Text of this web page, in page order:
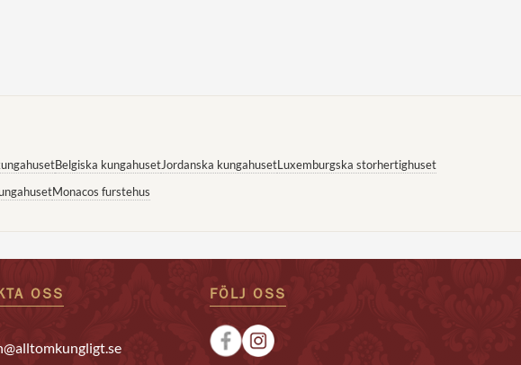
Belgiska kungahusetJordanska kungahusetLuxemburgska storhertighuset
Monacos furstehus
OSS FÖLJ OSS